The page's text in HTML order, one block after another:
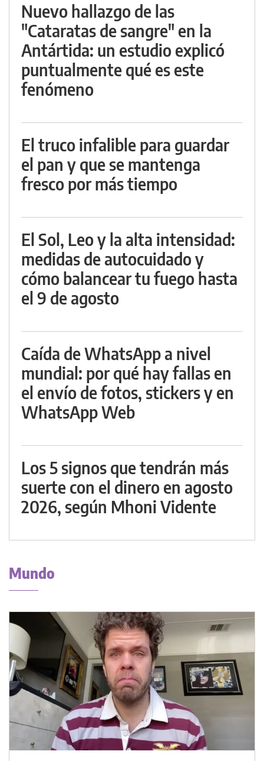
Nuevo hallazgo de las
"Cataratas de sangre" en la
Antártida: un estudio explicó
puntualmente qué es este
fenómeno
El truco infalible para guardar
el pan y que se mantenga
fresco por más tiempo
El Sol, Leo y la alta intensidad:
medidas de autocuidado y
cómo balancear tu fuego hasta
el 9 de agosto
Caída de WhatsApp a nivel
mundial: por qué hay fallas en
el envío de fotos, stickers y en
WhatsApp Web
Los 5 signos que tendrán más
suerte con el dinero en agosto
2026, según Mhoni Vidente
Mundo